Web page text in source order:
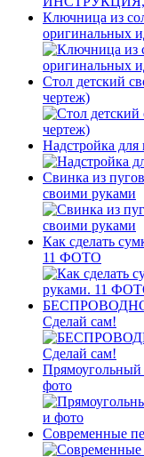
Ключница из
оригинальных
Стол детский
чертеж)
Надстройка
Свинка из
своими руками
Как сделать
11 ФОТО
БЕСПРОВОДНОЙ
Сделай сам!
Прямоугольный
фото
Современные